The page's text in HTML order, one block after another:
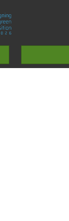
l’ambiente